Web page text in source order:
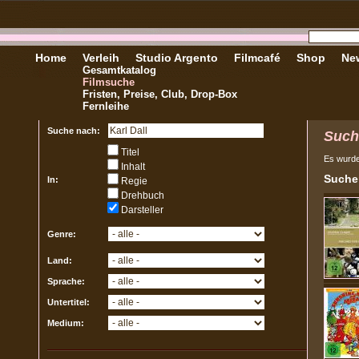
Home Verleih
Gesamtkatalog
Filmsuche
Fristen, Preise, Club, Drop-Box
Fernleihe
Studio Argento Filmcafé Shop
Suche nach:
In:
Titel
Inhalt
Regie
Drehbuch
Darsteller
Genre:
Land:
Sprache:
Untertitel:
Medium:
Es